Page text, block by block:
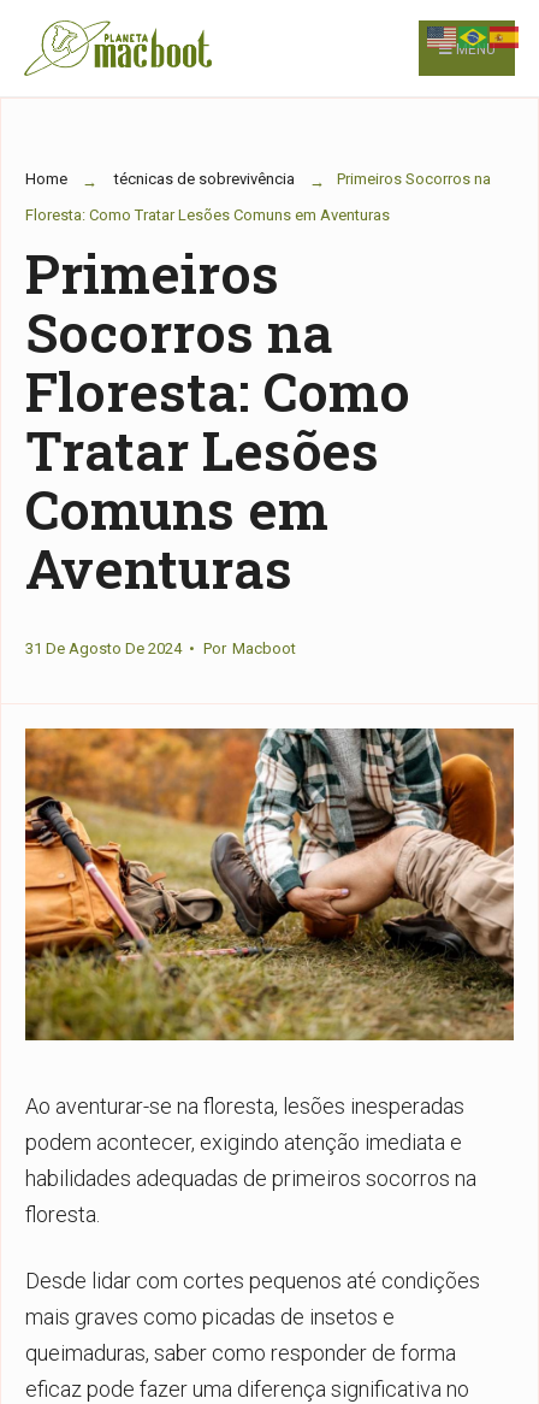
Skip
to
MENU
Home técnicas de sobrevivência
Primeiros Socorros na
Floresta: Como Tratar Lesões Comuns em Aventuras
Primeiros
Socorros na
Floresta: Como
Tratar Lesões
Comuns em
Aventuras
31 De Agosto De 2024 • Por Macboot
Ao aventurar-se na floresta, lesões inesperadas
podem acontecer, exigindo atenção imediata e
habilidades adequadas de primeiros socorros na
floresta.
Desde lidar com cortes pequenos até condições
mais graves como picadas de insetos e
queimaduras, saber como responder de forma
eficaz pode fazer uma diferença significativa no